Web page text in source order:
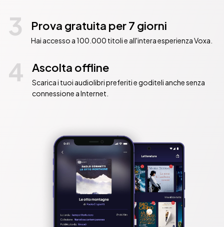
3 Prova gratuita per 7 giorni
Hai accesso a 100.000 titoli e all'intera esperienza Voxa.
4 Ascolta offline
Scarica i tuoi audiolibri preferiti e goditeli anche senza
connessione a Internet.